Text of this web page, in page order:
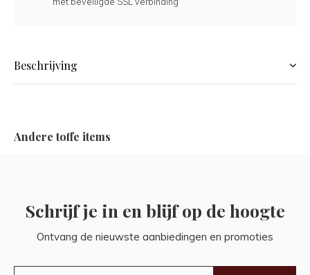
Beschrijving
Andere toffe items
Schrijf je in en blijf op de hoogte
Ontvang de nieuwste aanbiedingen en promoties